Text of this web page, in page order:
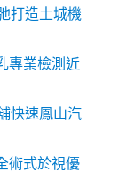
打造土城機
專業檢測近
快速鳳山汽
術式於視優